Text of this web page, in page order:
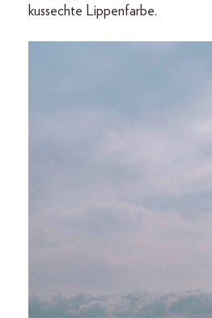
kussechte Lippenfarbe.